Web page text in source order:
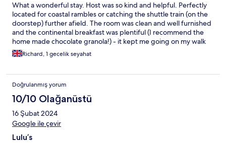
What a wonderful stay. Host was so kind and helpful. Perfectly
located for coastal rambles or catching the shuttle train (on the
doorstep) further afield. The room was clean and well furnished
and the continental breakfast was plentiful (I recommend the
home made chocolate granola!) - it kept me going on my walk
into Ennerdale.
Richard, 1 gecelik seyahat
Doğrulanmış yorum
10/10 Olağanüstü
16 Şubat 2024
Google ile çevir
Lulu’s